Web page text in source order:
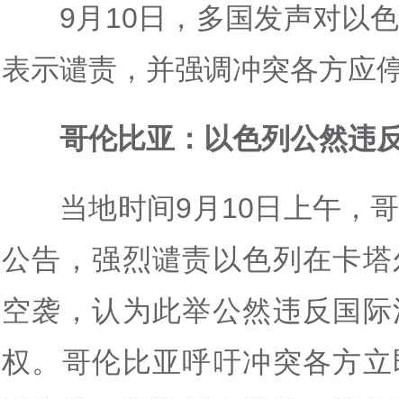
9月10日，多国发声对以
表示谴责，并强调冲突各方应
哥伦比亚：以色列公然违
当地时间9月10日上午，
公告，强烈谴责以色列在卡
空袭，认为此举公然违反国
权。哥伦比亚呼吁冲突各方